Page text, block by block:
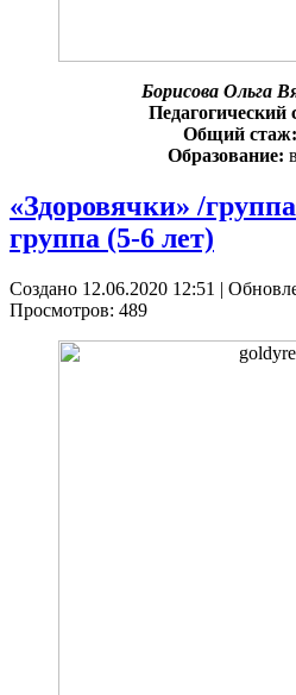
Борисова Ольга
Педагогический
Общий стаж:
Образование:
«Здоровячки» /
группа (5-6 лет)
Создано 12.06.2020 12:51 |
Просмотров: 489